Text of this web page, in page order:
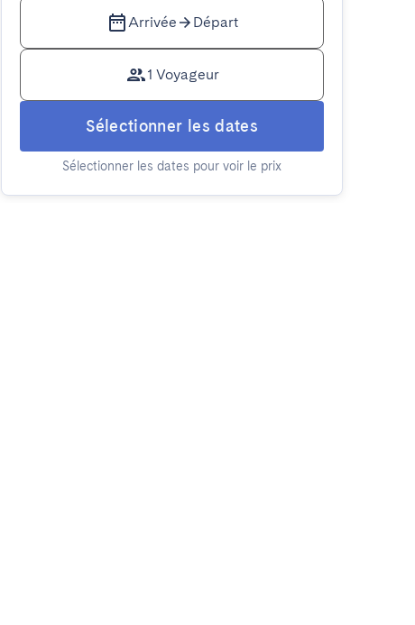
Arrivée Départ
1 Voyageur
Sélectionner les dates
Sélectionner les dates pour voir le prix